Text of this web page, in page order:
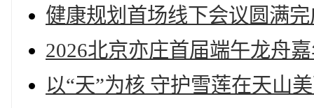
健康规划首场线下会议圆满
2026北京亦庄首届端午龙舟
以“天”为核 守护雪莲在天山